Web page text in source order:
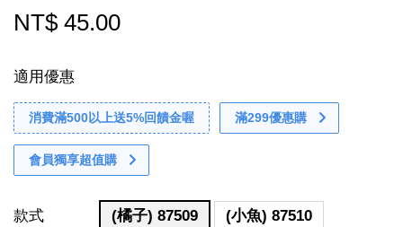
NT$ 45.00
適用優惠
消費滿500以上送5%回饋金喔 滿299優惠購
會員獨享超值購
款式 (橘子) 87509
(小魚) 87510